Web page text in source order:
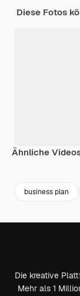
Diese Fotos
Ähnliche
business plan
Die kreative
Mehr als 1